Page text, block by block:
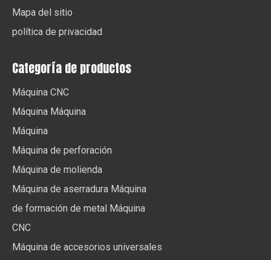
Mapa del sitio
política de privacidad
Categoría de productos
Máquina CNC
Máquina Máquina
Máquina
Máquina de perforación
Máquina de molienda
Máquina de aserradura Máquina
de formación de metal Máquina
CNC
Máquina de accesorios universales